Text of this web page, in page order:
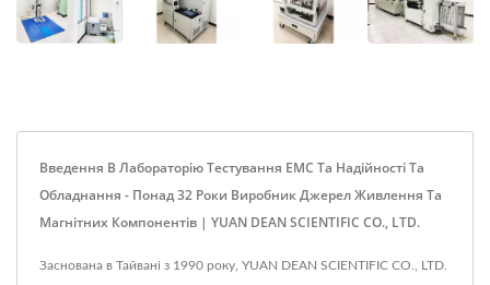
Введення В Лабораторію Тестування EMC Та Надійності Та
Обладнання - Понад 32 Роки Виробник Джерел Живлення Та
Магнітних Компонентів | YUAN DEAN SCIENTIFIC CO., LTD.
Заснована в Тайвані з 1990 року, YUAN DEAN SCIENTIFIC CO., LTD.